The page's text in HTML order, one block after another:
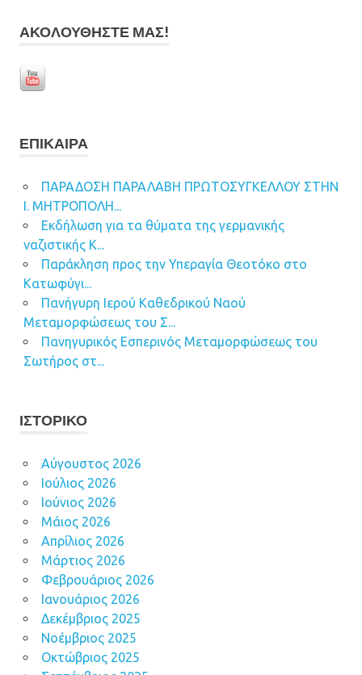
ΑΚΟΛΟΥΘΉΣΤΕ ΜΑΣ!
ΕΠΊΚΑΙΡΑ
ΠΑΡΑΔΟΣΗ ΠΑΡΑΛΑΒΗ ΠΡΩΤΟΣΥΓΚΕΛΛΟΥ ΣΤΗΝ
Ι. ΜΗΤΡΟΠΟΛΗ...
Εκδήλωση για τα θύματα της γερμανικής
ναζιστικής Κ...
Παράκληση προς την Υπεραγία Θεοτόκο στο
Κατωφύγι...
Πανήγυρη Ιερού Καθεδρικού Ναού
Μεταμορφώσεως του Σ...
Πανηγυρικός Εσπερινός Μεταμορφώσεως του
Σωτήρος στ...
ΙΣΤΟΡΙΚΌ
Αύγουστος 2026
Ιούλιος 2026
Ιούνιος 2026
Μάιος 2026
Απρίλιος 2026
Μάρτιος 2026
Φεβρουάριος 2026
Ιανουάριος 2026
Δεκέμβριος 2025
Νοέμβριος 2025
Οκτώβριος 2025